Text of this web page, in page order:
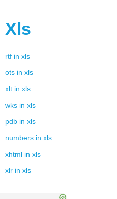
Xls
rtf in xls
ots in xls
xlt in xls
wks in xls
pdb in xls
numbers in xls
xhtml in xls
xlr in xls